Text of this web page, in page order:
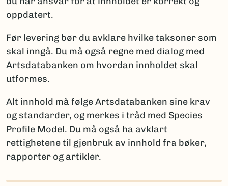
Artsdatabanken
ny for vitenskapen
ny for Norge
funn av en art som tidligere ble antatt forsvunnet
fra Norge
funn av art som er tidligere registrert i Norge
Merk:Kun én av disse opplysningene per takson skal
brukes for å sikre entydig statistikk. Et kommentarfelt
kan brukes ved behov for ytterligere forklaringer.
Rapportering av arter nye for vitenskapen
autor oppgis, sammen med litteraturreferanse der
oppdatert.
Før levering bør du avklare hvilke taksoner som
skal inngå. Du må også regne med dialog med
Artsdatabanken om hvordan innholdet skal
utformes.
Alt innhold må følge Artsdatabanken sine krav
og standarder, og merkes i tråd med Species
Profile Model. Du må også ha avklart
rettighetene til gjenbruk av innhold fra bøker,
rapporter og artikler.